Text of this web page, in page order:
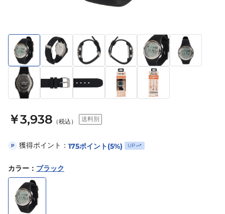
￥3,938 （税込） 送料別
P 獲得ポイント： 175ポイント(5%) UP
カラー ： ブラック